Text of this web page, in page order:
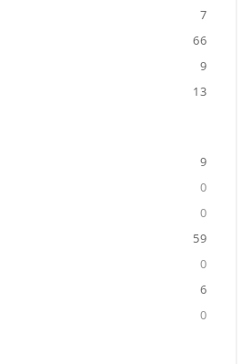
7
66
9
13
9
0
0
59
0
6
0